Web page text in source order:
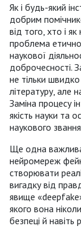
Як і будь-який
добрим
від того, хто і
проблема
наукової
доброчесності.
не тільки
літературу, але
Заміна процесу
якість науки та
наукового
Ще одна
нейромереж
створювати
вигадку від
явище
якого вона
безпеці й навіть